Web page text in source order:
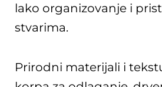
lako organizovanje i
stvarima.
Prirodni materijali i